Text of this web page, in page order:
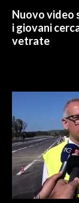
Nuovo video
i giovani
vetrate